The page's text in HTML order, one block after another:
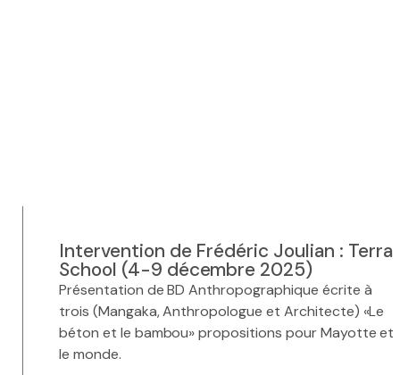
Intervention de Frédéric Joulian : Terra
School (4-9 décembre 2025)
Présentation de BD Anthropographique écrite à
trois (Mangaka, Anthropologue et Architecte) «Le
béton et le bambou» propositions pour Mayotte et
le monde.